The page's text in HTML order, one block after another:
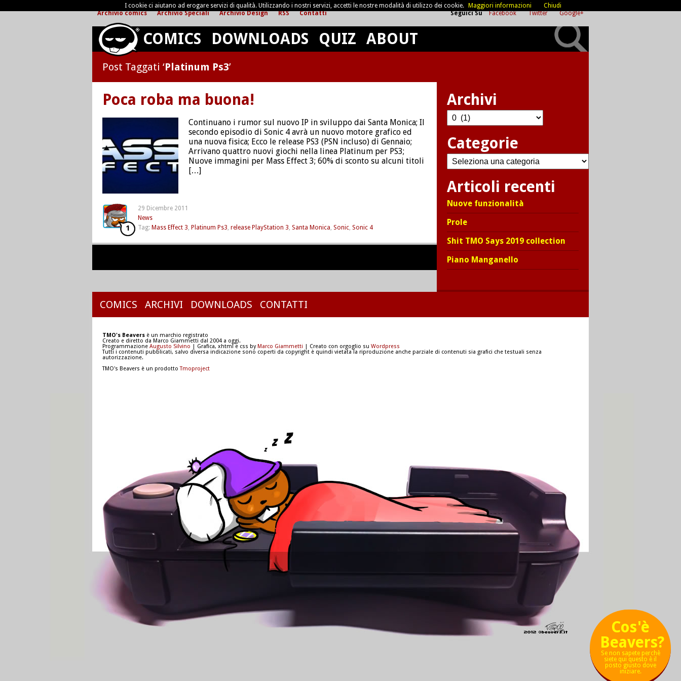
Cos'è
Beavers?
Se non sapete perchè
siete qui questo è il
posto giusto dove
iniziare.
χ
Seguici Su Facebook Twitter Google+
Archivio comics Archivio Speciali Archivio Design RSS Contatti
COMICS DOWNLOADS QUIZ ABOUT
Post Taggati ‘Platinum Ps3’
Poca roba ma buona!
Continuano i rumor sul nuovo IP in sviluppo dai Santa Monica; Il
secondo episodio di Sonic 4 avrà un nuovo motore grafico ed
una nuova fisica; Ecco le release PS3 (PSN incluso) di Gennaio;
Arrivano quattro nuovi giochi nella linea Platinum per PS3;
Nuove immagini per Mass Effect 3; 60% di sconto su alcuni titoli
[…]
29 Dicembre 2011
News
Tag: Mass Effect 3, Platinum Ps3, release PlayStation 3, Santa Monica, Sonic, Sonic 4
1
Archivi
Archivi
Categorie
Categorie
Articoli recenti
Nuove funzionalità
Prole
Shit TMO Says 2019 collection
Piano Manganello
COMICS ARCHIVI DOWNLOADS CONTATTI
TMO's Beavers è un marchio registrato
Creato e diretto da Marco Giammetti dal 2004 a oggi.
Programmazione Augusto Silvino | Grafica, xhtml e css byMarco Giammetti | Creato con orgoglio su Wordpress
Tutti i contenuti pubblicati, salvo diversa indicazione sono coperti da copyright è quindi vietata la riproduzione anche parziale di contenuti sia grafici che testuali senza
autorizzazione.
TMO's Beavers è un prodottoTmoproject
I cookie ci aiutano ad erogare servizi di qualità. Utilizzando i nostri servizi, accetti le nostre modalità di utilizzo dei cookie. Maggiori informazioni Chiudi